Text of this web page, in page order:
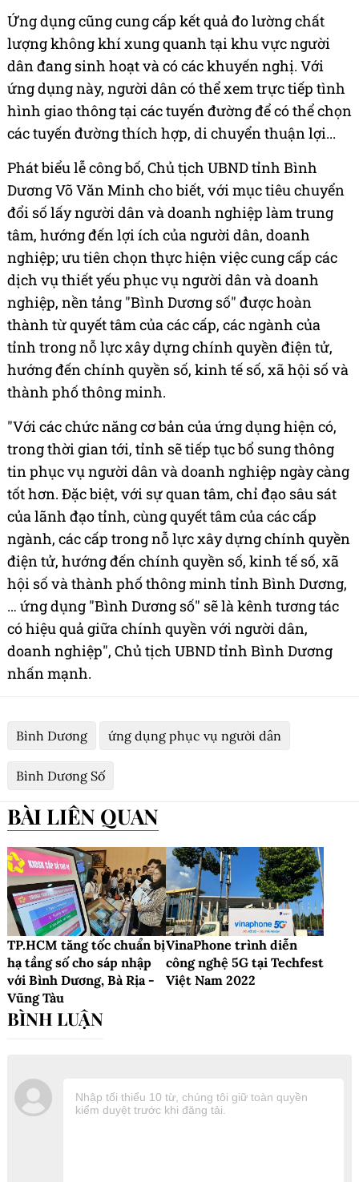
Ứng dụng cũng cung cấp kết quả đo lường chất
lượng không khí xung quanh tại khu vực người
dân đang sinh hoạt và có các khuyến nghị. Với
ứng dụng này, người dân có thể xem trực tiếp tình
hình giao thông tại các tuyến đường để có thể chọn
các tuyến đường thích hợp, di chuyển thuận lợi...
Phát biểu lễ công bố, Chủ tịch UBND tỉnh Bình
Dương Võ Văn Minh cho biết, với mục tiêu chuyển
đổi số lấy người dân và doanh nghiệp làm trung
tâm, hướng đến lợi ích của người dân, doanh
nghiệp; ưu tiên chọn thực hiện việc cung cấp các
dịch vụ thiết yếu phục vụ người dân và doanh
nghiệp, nền tảng "Bình Dương số" được hoàn
thành từ quyết tâm của các cấp, các ngành của
tỉnh trong nỗ lực xây dựng chính quyền điện tử,
hướng đến chính quyền số, kinh tế số, xã hội số và
thành phố thông minh.
"Với các chức năng cơ bản của ứng dụng hiện có,
trong thời gian tới, tỉnh sẽ tiếp tục bổ sung thông
tin phục vụ người dân và doanh nghiệp ngày càng
tốt hơn. Đặc biệt, với sự quan tâm, chỉ đạo sâu sát
của lãnh đạo tỉnh, cùng quyết tâm của các cấp
ngành, các cấp trong nỗ lực xây dựng chính quyền
điện tử, hướng đến chính quyền số, kinh tế số, xã
hội số và thành phố thông minh tỉnh Bình Dương,
… ứng dụng "Bình Dương số" sẽ là kênh tương tác
có hiệu quả giữa chính quyền với người dân,
doanh nghiệp", Chủ tịch UBND tỉnh Bình Dương
nhấn mạnh.
Bình Dương ứng dụng phục vụ người dân
Bình Dương Số
BÀI LIÊN QUAN
TP.HCM tăng tốc chuẩn bị
hạ tầng số cho sáp nhập
với Bình Dương, Bà Rịa -
Vũng Tàu
VinaPhone trình diễn
công nghệ 5G tại Techfest
Việt Nam 2022